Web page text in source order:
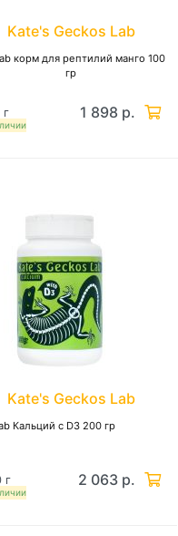
Kate's Geckos Lab
корм для рептилий манго 100
гр
г 1 898 р.
Kate's Geckos Lab
Кальций с D3 200 гр
г 2 063 р.